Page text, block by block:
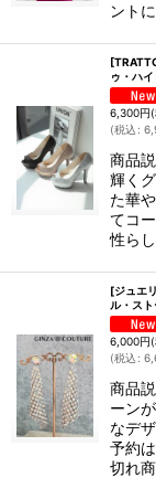
ント
ゥ・ハ
6,300円
(税込 :
商品
輝く
た華
てコ
性ら
[ジュエ
ル・ス
6,000円
(税込 :
商品
ーン
なデ
予約
切れ